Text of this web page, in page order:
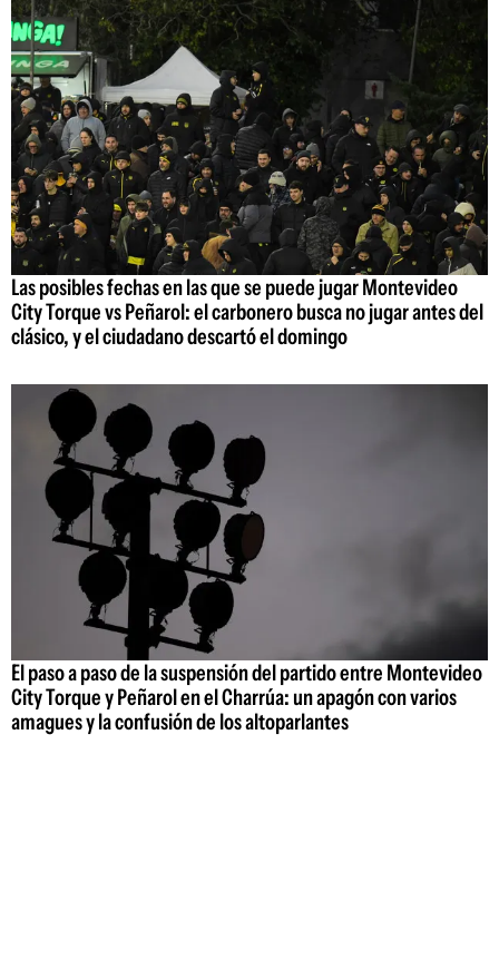
Las posibles fechas en las que se puede jugar Montevideo
City Torque vs Peñarol: el carbonero busca no jugar antes del
clásico, y el ciudadano descartó el domingo
El paso a paso de la suspensión del partido entre Montevideo
City Torque y Peñarol en el Charrúa: un apagón con varios
amagues y la confusión de los altoparlantes